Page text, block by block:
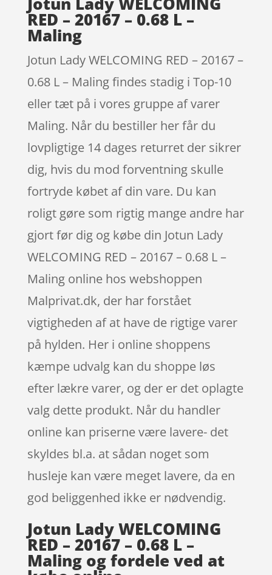
RED – 20167 – 0.68 L –
Maling
Jotun Lady WELCOMING RED – 20167 –
0.68 L – Maling findes stadig i Top-10
eller tæt på i vores gruppe af varer
Maling. Når du bestiller her får du
lovpligtige 14 dages returret der sikrer
dig, hvis du mod forventning skulle
fortryde købet af din vare. Du kan
roligt gøre som rigtig mange andre har
gjort før dig og købe din Jotun Lady
WELCOMING RED – 20167 – 0.68 L –
Maling online hos webshoppen
Malprivat.dk, der har forstået
vigtigheden af at have de rigtige varer
på hylden. Her i online shoppens
kæmpe udvalg kan du shoppe løs
efter lækre varer, og der er det oplagte
valg dette produkt. Når du handler
online kan priserne være lavere- det
skyldes bl.a. at sådan noget som
husleje kan være meget lavere, da en
god beliggenhed ikke er nødvendig.
Jotun Lady WELCOMING
RED – 20167 – 0.68 L –
Maling og fordele ved at